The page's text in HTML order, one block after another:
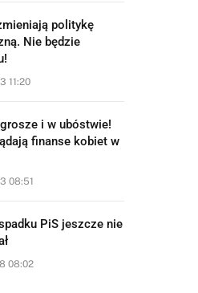
politykę
Nie będzie
11:20
i w ubóstwie!
finanse kobiet w
08:51
PiS jeszcze nie
08:02